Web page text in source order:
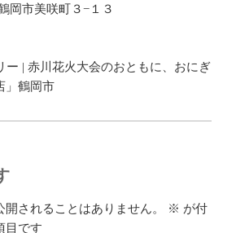
岡市美咲町３−１３
されることはありません。 ※ が付
目です